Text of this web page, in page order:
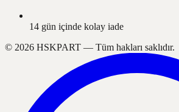
14 gün içinde kolay iade
© 2026 HSKPART — Tüm hakları saklıdır.